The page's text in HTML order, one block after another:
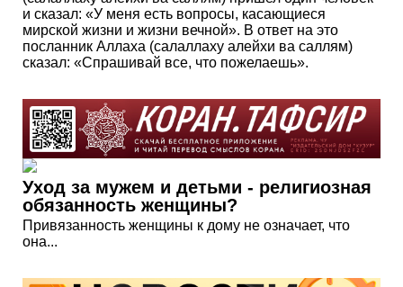
и сказал: «У меня есть вопросы, касающиеся
мирской жизни и жизни вечной». В ответ на это
посланник Аллаха (салаллаху алейхи ва саллям)
сказал: «Спрашивай все, что пожелаешь».
Уход за мужем и детьми - религиозная
обязанность женщины?
Привязанность женщины к дому не означает, что
она...